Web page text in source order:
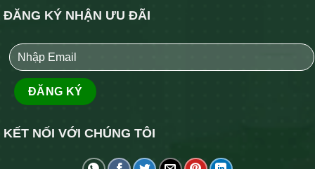
ĐĂNG KÝ NHẬN ƯU ĐÃI
KẾT NỐI VỚI CHÚNG TÔI